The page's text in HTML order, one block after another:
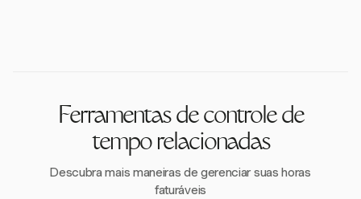
Ferramentas de controle de
tempo relacionadas
Descubra mais maneiras de gerenciar suas horas
faturáveis